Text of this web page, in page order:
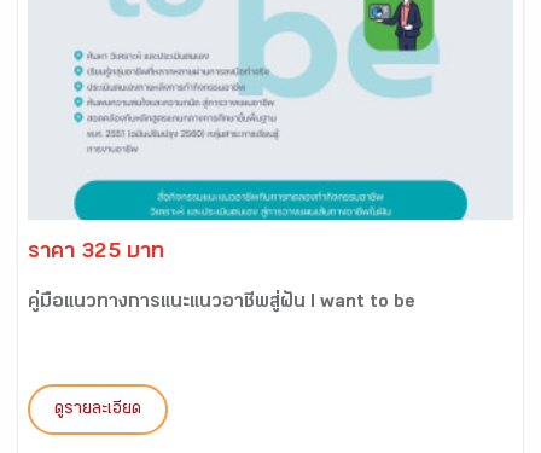
ราคา 325 บาท
คู่มือแนวทางการแนะแนวอาชีพสู่ฝัน I want to be
ดูรายละเอียด